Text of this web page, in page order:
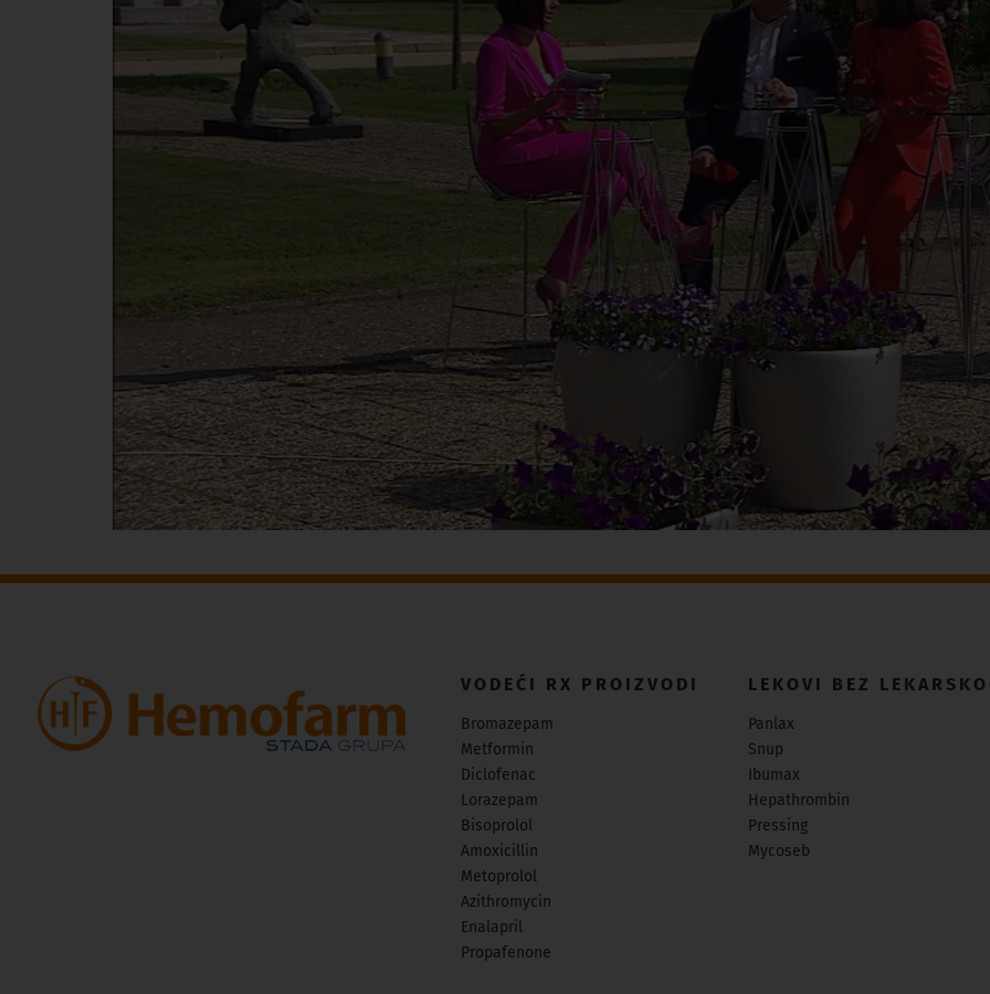
VODEĆI RX PROIZVODI
Bromazepam
Metformin
Diclofenac
Lorazepam
Bisoprolol
Amoxicillin
Metoprolol
Azithromycin
Enalapril
Propafenone
LEKOVI BEZ
Panlax
Snup
Ibumax
Hepathrombin
Pressing
Mycoseb